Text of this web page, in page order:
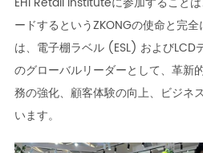
ードするというZKONGの使命と完
は、電子棚ラベル (ESL) およびLCD
のグローバルリーダーとして、革新
務の強化、顧客体験の向上、ビジネ
います。